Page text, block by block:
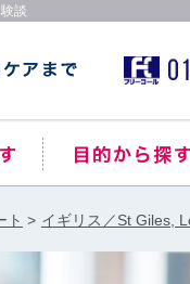
談
ト イギリス／St Giles,